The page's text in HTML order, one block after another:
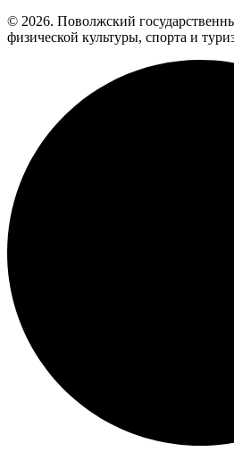
© 2026. Поволжский
физической культуры, спорта и